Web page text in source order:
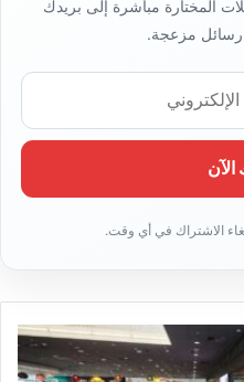
المختارة مباشرة إلى بريدك
رسائل مزعجة.